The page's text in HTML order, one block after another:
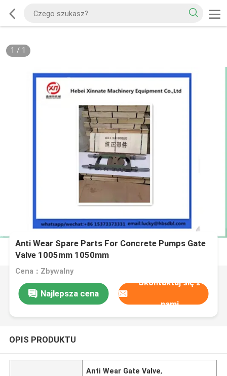
1 / 1
Anti Wear Spare Parts For Concrete Pumps Gate
Valve 1005mm 1050mm
Cena：Zbywalny
Najlepsza cena
Skontaktuj się z
nami
OPIS PRODUKTU
Anti Wear Gate Valve,